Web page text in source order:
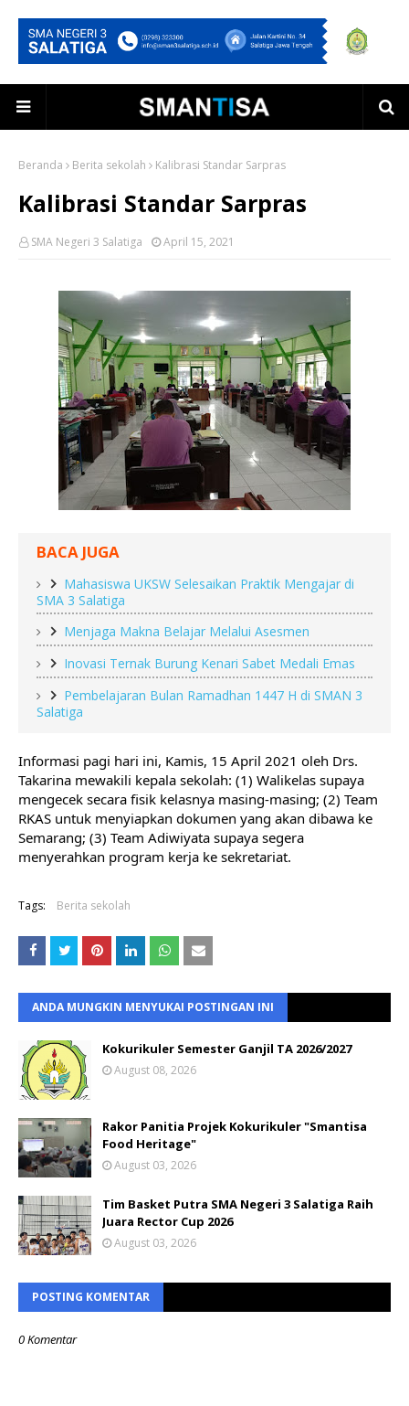
Beranda Berita sekolah Kalibrasi Standar Sarpras
Kalibrasi Standar Sarpras
SMA Negeri 3 Salatiga April 15, 2021
BACA JUGA
Mahasiswa UKSW Selesaikan Praktik Mengajar di
SMA 3 Salatiga
Menjaga Makna Belajar Melalui Asesmen
Inovasi Ternak Burung Kenari Sabet Medali Emas
Pembelajaran Bulan Ramadhan 1447 H di SMAN 3
Salatiga
Informasi pagi hari ini, Kamis, 15 April 2021 oleh Drs.
Takarina mewakili kepala sekolah: (1) Walikelas supaya
mengecek secara fisik kelasnya masing-masing; (2) Team
RKAS untuk menyiapkan dokumen yang akan dibawa ke
Semarang; (3) Team Adiwiyata supaya segera
menyerahkan program kerja ke sekretariat.
Tags: Berita sekolah
ANDA MUNGKIN MENYUKAI POSTINGAN INI
Kokurikuler Semester Ganjil TA 2026/2027
August 08, 2026
Rakor Panitia Projek Kokurikuler "Smantisa
Food Heritage"
August 03, 2026
Tim Basket Putra SMA Negeri 3 Salatiga Raih
Juara Rector Cup 2026
August 03, 2026
POSTING KOMENTAR
0 Komentar